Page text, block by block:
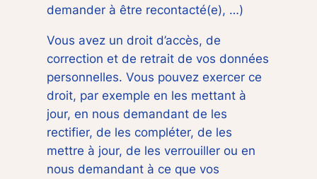
demander à être recontacté(e), …)
Vous avez un droit d’accès, de
correction et de retrait de vos données
personnelles. Vous pouvez exercer ce
droit, par exemple en les mettant à
jour, en nous demandant de les
rectifier, de les compléter, de les
mettre à jour, de les verrouiller ou en
nous demandant à ce que vos